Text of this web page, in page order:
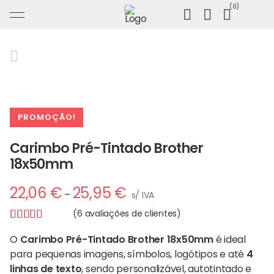
conteúdo
0
PROMOÇÃO!
Carimbo Pré-Tintado Brother
18x50mm
22,06 € – 25,95 €Price
22,06 €
through
25,95 €
s/ IVA
5 com base
(6 avaliações de clientes)
O Carimbo Pré-Tintado Brother 18x50mmé ideal
para pequenas imagens, símbolos, logótipos e até 4
linhas de texto, sendo personalizável, autotintado e